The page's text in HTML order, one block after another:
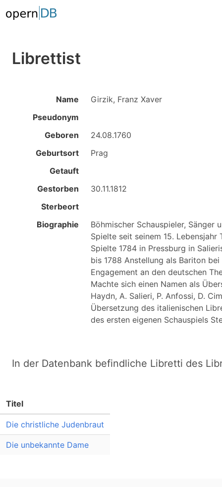
Librettist
Name
Girzik, Franz Xaver
Pseudonym
Geboren
24.08.1760
Geburtsort
Prag
Getauft
Gestorben
30.11.1812
Sterbeort
Biographie
Böhmischer Schauspieler, Sänger
Spielte seit seinem 15.
Spielte 1784 in Pressburg in
bis 1788 Anstellung als Bariton
Engagement an den deutschen
Machte sich einen Namen als
Haydn, A. Salieri, P. Anfossi, D.
Übersetzung des italienischen
In der Datenbank befindliche Libretti des
Titel
Die christliche Judenbraut
Die unbekannte Dame